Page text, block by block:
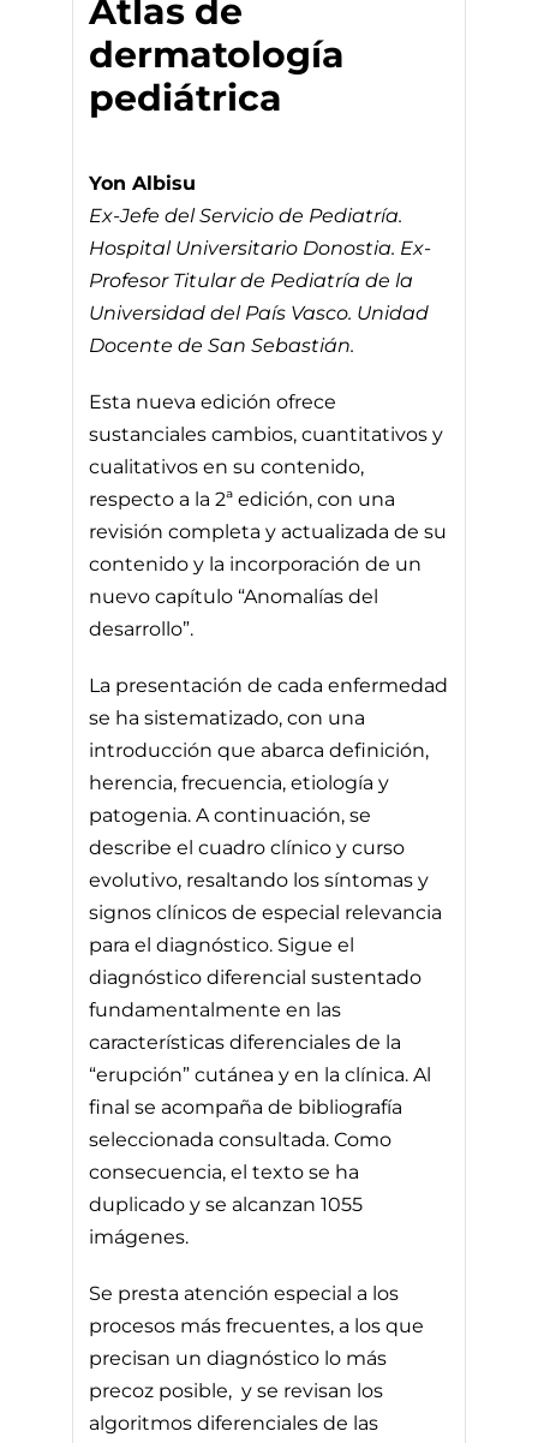
Atlas de
dermatología
pediátrica
Yon Albisu
Ex-Jefe del Servicio de Pediatría.
Hospital Universitario Donostia. Ex-
Profesor Titular de Pediatría de la
Universidad del País Vasco. Unidad
Docente de San Sebastián.
Esta nueva edición ofrece
sustanciales cambios, cuantitativos y
cualitativos en su contenido,
respecto a la 2ª edición, con una
revisión completa y actualizada de su
contenido y la incorporación de un
nuevo capítulo “Anomalías del
desarrollo”.
La presentación de cada enfermedad
se ha sistematizado, con una
introducción que abarca definición,
herencia, frecuencia, etiología y
patogenia. A continuación, se
describe el cuadro clínico y curso
evolutivo, resaltando los síntomas y
signos clínicos de especial relevancia
para el diagnóstico. Sigue el
diagnóstico diferencial sustentado
fundamentalmente en las
características diferenciales de la
“erupción” cutánea y en la clínica. Al
final se acompaña de bibliografía
seleccionada consultada. Como
consecuencia, el texto se ha
duplicado y se alcanzan 1055
imágenes.
Se presta atención especial a los
procesos más frecuentes, a los que
precisan un diagnóstico lo más
precoz posible, y se revisan los
algoritmos diferenciales de las